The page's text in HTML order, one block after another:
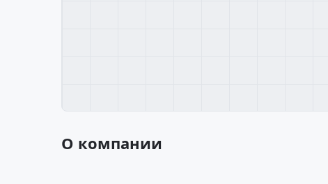
О компании